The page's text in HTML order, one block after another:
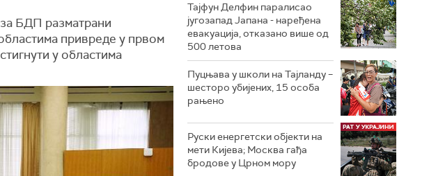
БДП разматрани
привреде у првом
у областима
Тајфун Делфин паралисао
југозапад Јапана - наређена
евакуација, отказано више од
500 летова
Пуцњава у школи на Тајланду –
шесторо убијених, 15 особа
рањено
Руски енергетски објекти на
мети Кијева; Москва гађа
бродове у Црном мору